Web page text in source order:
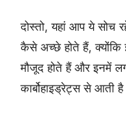
दोस्तो, यहां आप ये सोच
कैसे अच्छे होते हैं, क्योंकि
मौजूद होते हैं और इनमें
कार्बोहाइड्रेट्स से आती